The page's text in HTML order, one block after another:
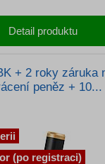
Detail produktu
+ 2 roky záruka
peněz + 10...
(po registraci)